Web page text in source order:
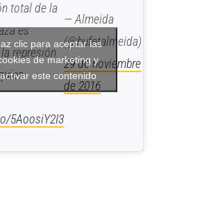
total de la
es
represión
5AoosiY2I3
— Almeida
(@bufetalmeida)
29 de noviembre
de 2016
clic para aceptar las
de marketing y
activar este contenido